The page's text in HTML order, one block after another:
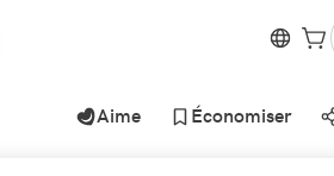
Aime Économiser